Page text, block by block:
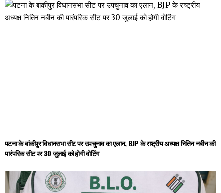
पटना के बांकीपुर विधानसभा सीट पर उपचुनाव का एलान, BJP के राष्ट्रीय अध्यक्ष नितिन नबीन की
पारंपरिक सीट पर 30 जुलाई को होगी वोटिंग